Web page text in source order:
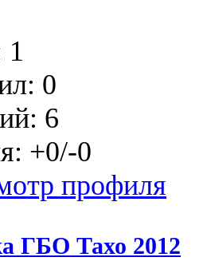
1
0
6
+0/-0
ГБО Тахо 2012